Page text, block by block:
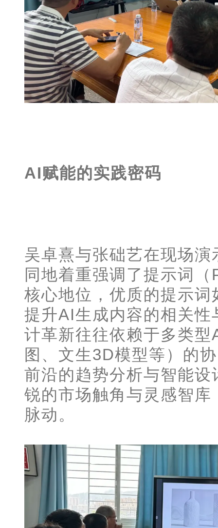
AI赋能的实践密码
吴卓熹与张础艺在现场
同地着重强调了提示词
核心地位，优质的提示
提升AI生成内容的相关
计革新往往依赖于多类
图、文生3D模型等）的
前沿的趋势分析与智能
锐的市场触角与灵感智
脉动。